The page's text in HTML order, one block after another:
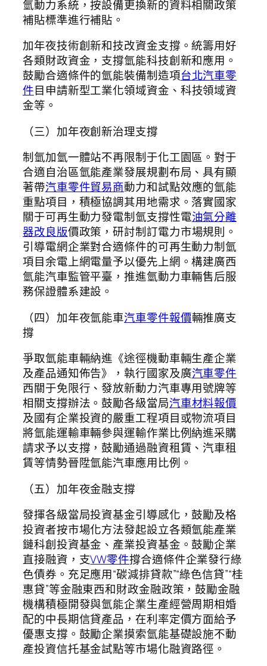
氫動力系統，按設備更換新的資料相關政策
補貼標準進行補貼。
加年夜技術創新和技改資金支撐。統籌用好
各類財政資金，支撐氫能科技創新和應用。
鼓勵合適條件的氫能裝備制造項台北汽車零
件目申請新型工業化領域資金、科技領域資
金等。
（三）加年夜創新治理支撐
制氫加氫一體站不再限制于化工園區。對于
合適自治區氫能產業發展規劃布局、具有顯
著帶汽車零件貿易商動力和試點效應的氫能
重點項目，積極協調其用地需求。落實國家
關于可再生動力發電制氫支撐性電油氣分離
器改良版價政策，研討制訂電力市場規則。
引導電網企業對合適條件的可再生動力制氫
項目余電上網電量予以優先上網。構建廣西
氫能汽車監管平臺，推進氫動力車輛售后服
務保證體系建設。
（四）加年夜氫能車汽車零件報價輛推廣支
撐
爭取氫能車輛納進《途徑機動車輛生產企業
及產品通知佈告》，執行國家及廣汽車零件
西關于免限行、發放新動力汽車專用號牌等
相關支撐辦法。鼓勵各級當局汽車材料報價
及國有企業投資的嚴重工程項目或物流項目
將氫能運輸車輛參與運輸作業比例納進采購
請求予以支撐，鼓勵通過融資租賃、汽車租
賃等情勢晉陞氫能汽車應用比例。
（五）加年夜金融支撐
發揮各級當局投資基金引導感化，鼓勵及格
投資者按市場化方法發起設立各類氫能產業
鏈科創投資基金、產業投資基金。鼓勵企業
直接融資，支VW零件撐合適條件企業發行綠
色債券。充足應用“碳減排貸款”“綠色信貸”“桂
惠貸”等金融東西和財政金融政策，鼓勵金融
機構積極開發與氫能企業生產經營周期相婚
配的中長期信貸產品，在利率定價方面給予
優惠支撐。鼓勵企業摸索氫能基礎設施不動
產投資信托基金試點等市場化融資路徑。